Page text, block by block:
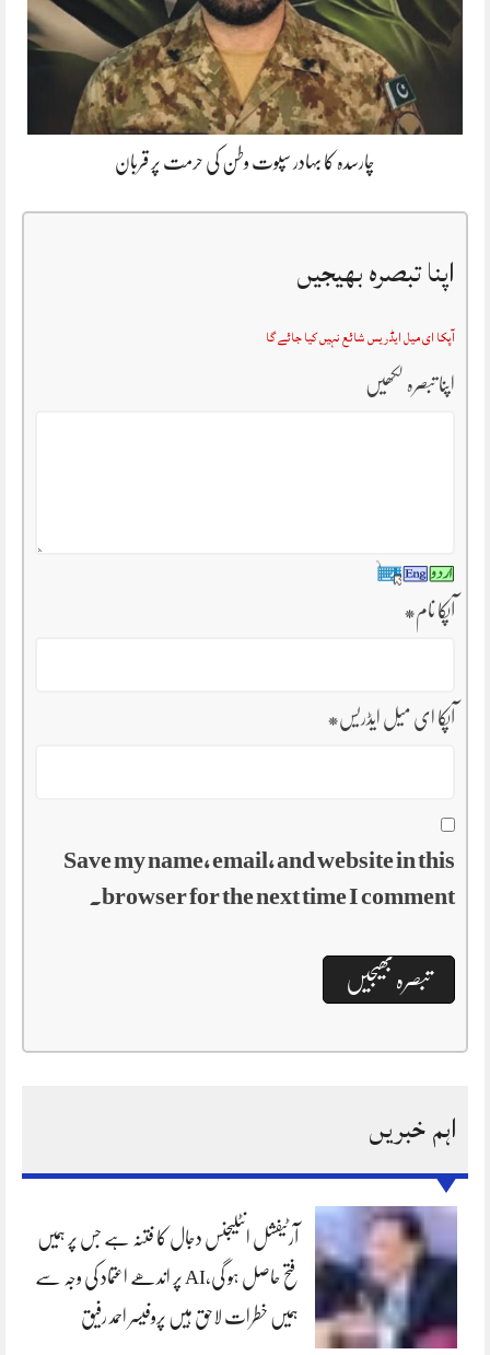
چارسدہ کا بہادر سپوت وطن کی حرمت پر قربان
اپنا تبصرہ بھیجیں
آپکا ای میل ایڈریس شائع نہیں کیا جائے گا
اپنا تبصرہ لکھیں
آپکا نام*
آپکا ای میل ایڈریس*
Save my name, email, and website in this
browser for the next time I comment.
اہم خبریں
آرٹیفشل انٹلیجنس دجال کا فتنہ ہے جس پر ہمیں
فتح حاصل ہو گی،AI پر اندھے اعتماد کی وجہ سے
ہمیں خطرات لاحق ہیں پروفیسر احمد رفیق